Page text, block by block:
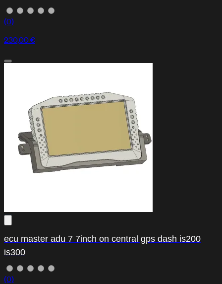
(0)
230,00 €
ecu master adu 7 7inch on central gps dash is200
is300
(0)